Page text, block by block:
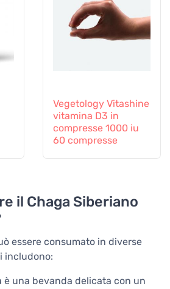
Vegetology Vitashine
vitamina D3 in
compresse 1000 iu
60 compresse
il Chaga Siberiano
essere consumato in diverse
includono:
è una bevanda delicata con un